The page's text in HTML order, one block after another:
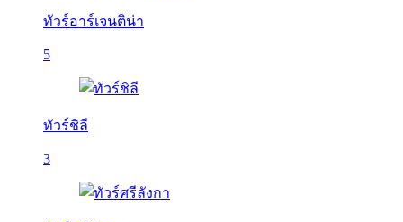
ทัวร์อาร์เจนติน่า
5
ทัวร์ชิลี
3